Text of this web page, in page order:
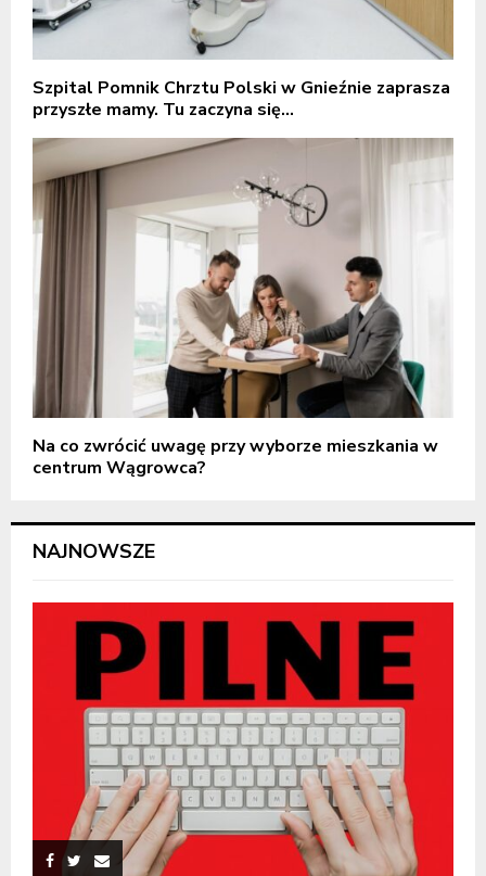
Szpital Pomnik Chrztu Polski w Gnieźnie zaprasza
przyszłe mamy. Tu zaczyna się...
Na co zwrócić uwagę przy wyborze mieszkania w
centrum Wągrowca?
NAJNOWSZE